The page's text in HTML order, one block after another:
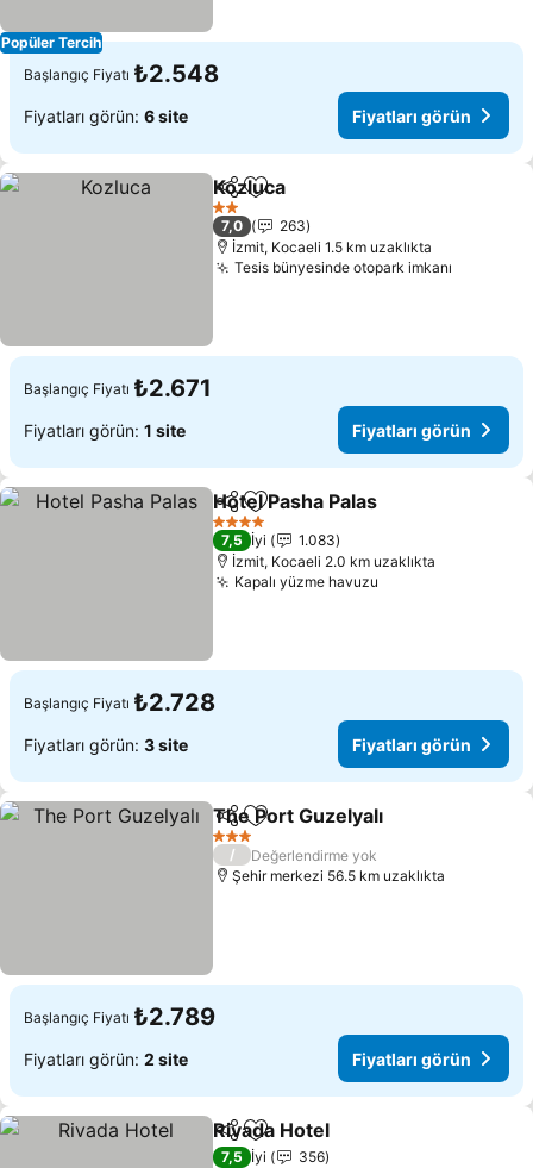
Popüler Tercih
Başlangıç Fiyatı ₺2.548
Fiyatları görün: 6 site Fiyatları görün
PaylaşFavorilerime ekle
Kozluca
2 Yıldız
7,0
263
İzmit, Kocaeli 1.5 km uzaklıkta
Tesis bünyesinde otopark imkanı
Başlangıç Fiyatı ₺2.671
Fiyatları görün: 1 site Fiyatları görün
PaylaşFavorilerime ekle
Hotel Pasha Palas
4 Yıldız
7,5 İyi
1.083
İzmit, Kocaeli 2.0 km uzaklıkta
Kapalı yüzme havuzu
Başlangıç Fiyatı ₺2.728
Fiyatları görün: 3 site Fiyatları görün
PaylaşFavorilerime ekle
The Port Guzelyalı
3 Yıldız
/
Değerlendirme yok
Şehir merkezi 56.5 km uzaklıkta
Başlangıç Fiyatı ₺2.789
Fiyatları görün: 2 site Fiyatları görün
PaylaşFavorilerime ekle
Rivada Hotel
7,5 İyi 356